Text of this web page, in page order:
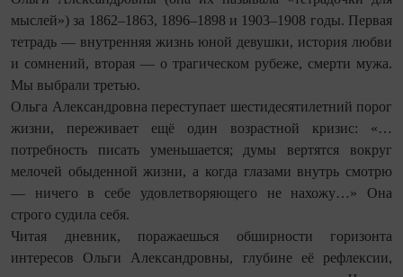
мыслей») за 1862–1863, 1896–1898 и 1903–1908 годы. Первая
тетрадь — внутренняя жизнь юной девушки, история любви
и сомнений, вторая — о трагическом рубеже, смерти мужа.
Мы выбрали третью.
Ольга Александровна переступает шестидесятилетний порог
жизни, переживает ещё один во­зрастной кризис: «…
потребность писать уменьшается; думы вертятся вокруг
мелочей обыденной жизни, а когда глазами внутрь смотрю
— ничего в себе удовлетворяющего не нахожу…» Она
строго судила себя.
Читая дневник, поражаешься обширности горизонта
интересов Ольги Александровны, глубине её рефлексии,